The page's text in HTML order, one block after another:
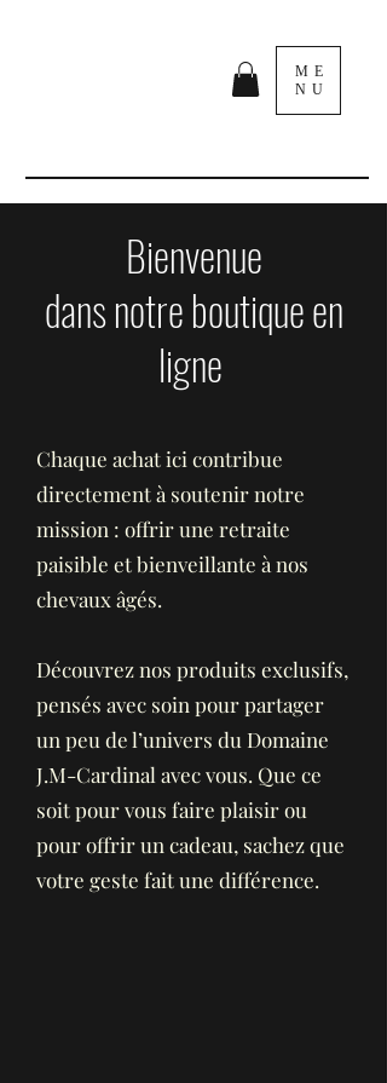
ME
NU
Bienvenue
dans notre boutique en
ligne
Chaque achat ici contribue
directement à soutenir notre
mission : offrir une retraite
paisible et bienveillante à nos
chevaux âgés.
Découvrez nos produits exclusifs,
pensés avec soin pour partager
un peu de l’univers du Domaine
J.M-Cardinal avec vous. Que ce
soit pour vous faire plaisir ou
pour offrir un cadeau, sachez que
votre geste fait une différence.